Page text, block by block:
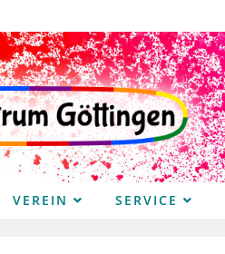
VEREIN SERVICE